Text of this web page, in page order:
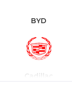
BYD
Cadillac